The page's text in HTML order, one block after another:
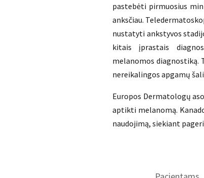
pastebėti pirmuosius
anksčiau.
nustatyti ankstyvos
kitais įprastais
melanomos diagnostiką.
nereikalingos apgamų
Europos Dermatologų
aptikti melanomą.
naudojimą, siekiant